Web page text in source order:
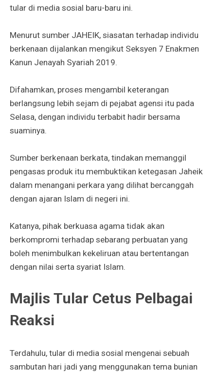
tular di media sosial baru-baru ini.
Menurut sumber JAHEIK, siasatan terhadap individu
berkenaan dijalankan mengikut Seksyen 7 Enakmen
Kanun Jenayah Syariah 2019.
Difahamkan, proses mengambil keterangan
berlangsung lebih sejam di pejabat agensi itu pada
Selasa, dengan individu terbabit hadir bersama
suaminya.
Sumber berkenaan berkata, tindakan memanggil
pengasas produk itu membuktikan ketegasan Jaheik
dalam menangani perkara yang dilihat bercanggah
dengan ajaran Islam di negeri ini.
Katanya, pihak berkuasa agama tidak akan
berkompromi terhadap sebarang perbuatan yang
boleh menimbulkan kekeliruan atau bertentangan
dengan nilai serta syariat Islam.
Majlis Tular Cetus Pelbagai
Reaksi
Terdahulu, tular di media sosial mengenai sebuah
sambutan hari jadi yang menggunakan tema bunian